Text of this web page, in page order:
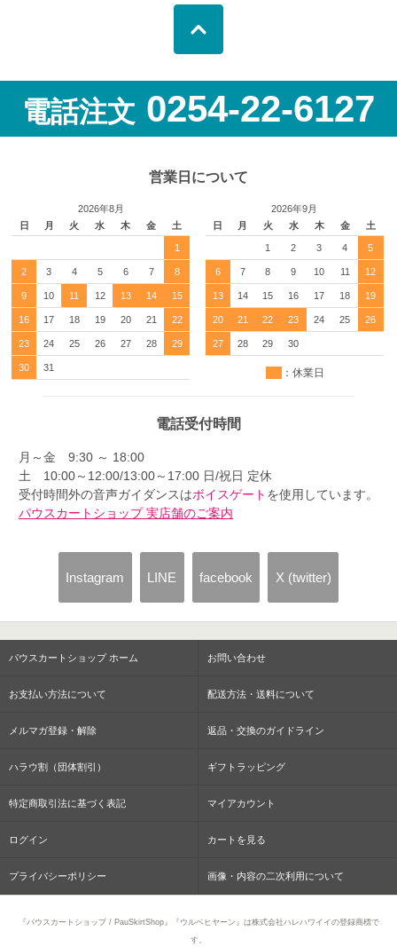
電話注文 0254-22-6127
営業日について
2026年8月
日
月 火 水 木 金 土
1
2 3 4 5 6 7 8
9 10 11 12 13 14 15
16 17 18 19 20 21 22
23 24 25 26 27 28 29
30 31
2026年9月
日
月 火 水 木 金 土
1 2 3 4 5
6 7 8 9 10 11 12
13 14 15 16 17 18 19
20 21 22 23 24 25 26
27 28 29 30
：休業日
電話受付時間
月～金 9:30 ～ 18:00
土 10:00～12:00/13:00～17:00 日/祝日 定休
受付時間外の音声ガイダンスはボイスゲート を使用しています。
パウスカートショップ 実店舗のご案内
Instagram LINE facebook X (twitter)
パウスカートショップ ホーム お問い合わせ
お支払い方法について 配送方法・送料について
メルマガ登録・解除 返品・交換のガイドライン
ハラウ割（団体割引） ギフトラッピング
特定商取引法に基づく表記 マイアカウント
ログイン カートを見る
プライバシーポリシー 画像・内容の二次利用について
『パウスカートショップ / PauSkirtShop』『ウルベヒヤーン』は株式会社ハレハワイイの登録商標で
す。